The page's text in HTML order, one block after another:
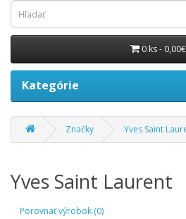
0 ks - 0,00€
Kategórie
Značky Yves Saint
Yves Saint Laurent
Porovnať výrobok (0)